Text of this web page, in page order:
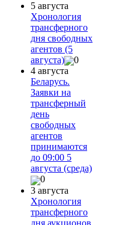
5 августа
Хронология
трансферного
дня свободных
агентов (5
августа)
0
4 августа
Беларусь.
Заявки на
трансферный
день
свободных
агентов
принимаются
до 09:00 5
августа (среда)
0
3 августа
Хронология
трансферного
дня аукционов